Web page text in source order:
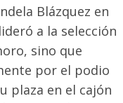
Blázquez en
a la selección
sino que
por el podio
plaza en el cajón